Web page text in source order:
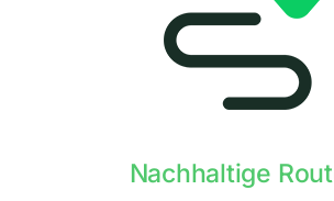
Nachhaltige